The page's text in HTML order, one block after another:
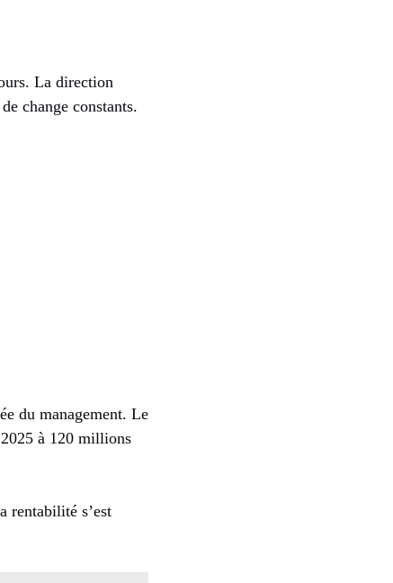
La direction
change constants.
du management. Le
à 120 millions
rentabilité s’est